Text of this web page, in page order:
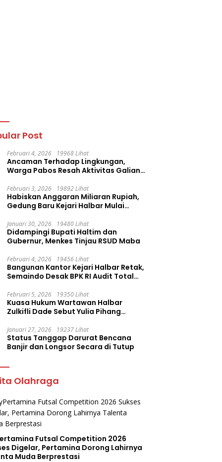
Post
Februari 4, 2026 19968 Lihat
Ancaman Terhadap Lingkungan,
Warga Pabos Resah Aktivitas Galian
Februari 3, 2026 19892 Lihat
Habiskan Anggaran Miliaran Rupiah,
Gedung Baru Kejari Halbar Mulai
Januari 30, 2026 19480 Lihat
Didampingi Bupati Haltim dan
Gubernur, Menkes Tinjau RSUD Maba
Februari 4, 2026 19456 Lihat
Bangunan Kantor Kejari Halbar Retak,
Semaindo Desak BPK RI Audit Total
Februari 5, 2026 19350 Lihat
Kuasa Hukum Wartawan Halbar
Zulkifli Dade Sebut Yulia Pihang
Januari 27, 2026 19237 Lihat
Status Tanggap Darurat Bencana
Banjir dan Longsor Secara di Tutup
Olahraga
Futsal Competition 2026
Digelar, Pertamina Dorong Lahirnya
Muda Berprestasi